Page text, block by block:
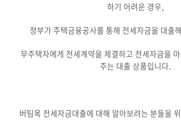
하기 어려운 경우,
정부가 주택금융공사를 통해 전세자금을 대출
무주택자에게 전세계약을 체결하고 전세자금을
주는 대출 상품입니다.
버팀목 전세자금대출에 대해 알아보려는 분들을